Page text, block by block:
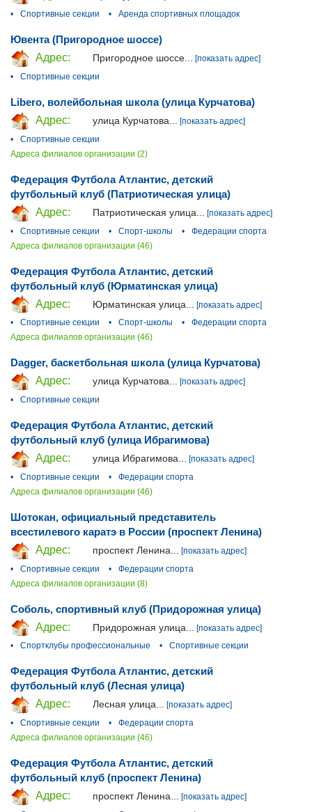
•
Спортивные секции • Аренда спортивных площадок
Ювента (Пригородное шоссе)
Адрес:
Пригородное шоссе... [показать адрес]
•
Спортивные секции
Libero, волейбольная школа (улица Курчатова)
Адрес:
улица Курчатова...
[показать адрес]
•
Спортивные секции
Адреса филиалов организации (2)
Федерация Футбола Атлантис, детский
футбольный клуб (Патриотическая улица)
Адрес:
Патриотическая улица...
[показать адрес]
•
Спортивные секции • Спорт-школы •
Федерации спорта
Адреса филиалов организации (46)
Федерация Футбола Атлантис, детский
футбольный клуб (Юрматинская улица)
Адрес:
Юрматинская улица...
[показать адрес]
•
Спортивные секции • Спорт-школы •
Федерации спорта
Адреса филиалов организации (46)
Dagger, баскетбольная школа (улица Курчатова)
Адрес:
улица Курчатова... [показать адрес]
•
Спортивные секции
Федерация Футбола Атлантис, детский
футбольный клуб (улица Ибрагимова)
Адрес:
улица Ибрагимова...
[показать адрес]
•
Спортивные секции •
Федерации спорта
Адреса филиалов организации (46)
Шотокан, официальный представитель
всестилевого каратэ в России (проспект Ленина)
Адрес:
проспект Ленина...
[показать адрес]
•
Спортивные секции •
Федерации спорта
Адреса филиалов организации (8)
Соболь, спортивный клуб (Придорожная улица)
Адрес:
Придорожная улица...
[показать адрес]
•
Спортклубы профессиональные • Спортивные секции
Федерация Футбола Атлантис, детский
футбольный клуб (Лесная улица)
Адрес:
Лесная улица... [показать адрес]
•
Спортивные секции •
Федерации спорта
Адреса филиалов организации (46)
Федерация Футбола Атлантис, детский
футбольный клуб (проспект Ленина)
Адрес:
проспект Ленина...
[показать адрес]